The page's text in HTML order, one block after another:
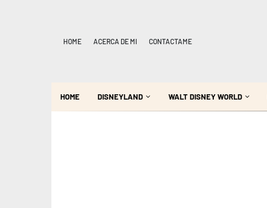
HOME ACERCA DE MI CONTACTAME
HOME DISNEYLAND WALT DISNEY WORLD